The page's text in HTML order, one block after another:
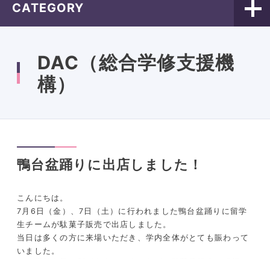
CATEGORY
DAC（総合学修支援機
構）
鴨台盆踊りに出店しました！
こんにちは。
7月6日（金）、7日（土）に行われました鴨台盆踊りに留学
生チームが駄菓子販売で出店しました。
当日は多くの方に来場いただき、学内全体がとても賑わって
いました。